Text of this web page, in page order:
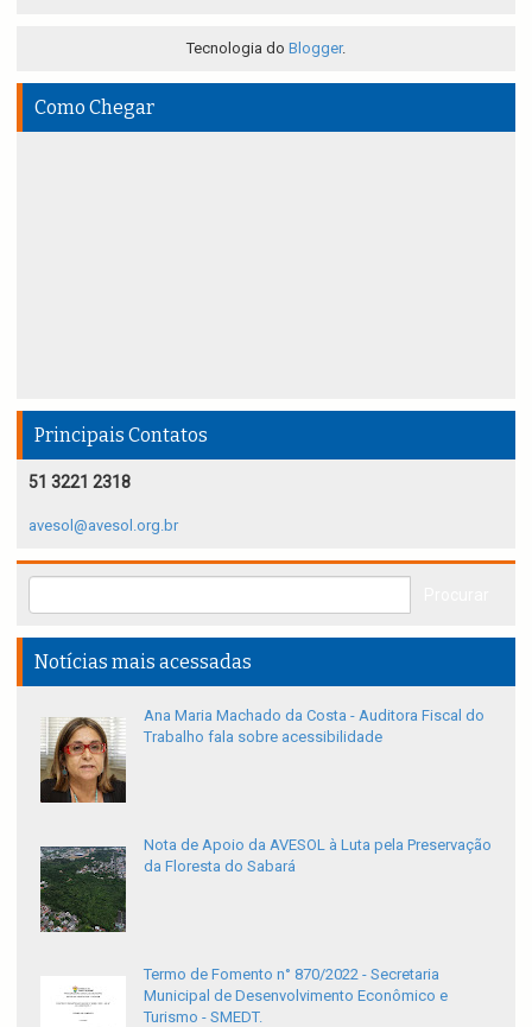
Tecnologia do Blogger.
Como Chegar
Principais Contatos
51 3221 2318
avesol@avesol.org.br
Notícias mais acessadas
Ana Maria Machado da Costa - Auditora Fiscal do
Trabalho fala sobre acessibilidade
Nota de Apoio da AVESOL à Luta pela Preservação
da Floresta do Sabará
Termo de Fomento n° 870/2022 - Secretaria
Municipal de Desenvolvimento Econômico e
Turismo - SMEDT.